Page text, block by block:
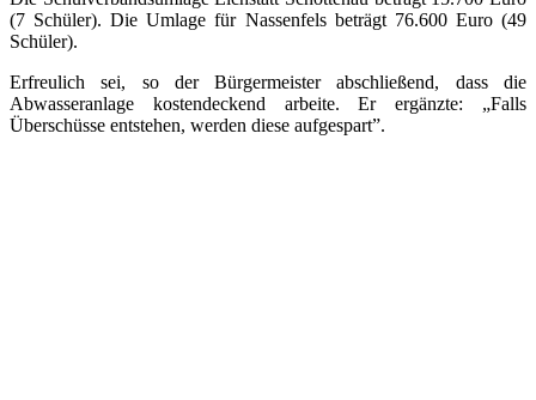
(7 Schüler). Die Umlage für Nassenfels beträgt 76.600 Euro (49
Schüler).
Erfreulich sei, so der Bürgermeister abschließend, dass die
Abwasseranlage kostendeckend arbeite. Er ergänzte: „Falls
Überschüsse entstehen, werden diese aufgespart”.